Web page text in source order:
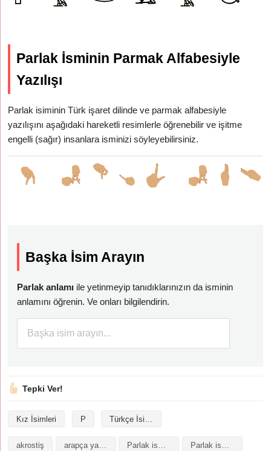
Parlak İsminin Parmak Alfabesiyle
Yazılışı
Parlak isiminin Türk işaret dilinde ve parmak alfabesiyle
yazılışını aşağıdaki hareketli resimlerle öğrenebilir ve işitme
engelli (sağır) insanlara isminizi söyleyebilirsiniz.
Başka İsim Arayın
Parlak anlamı ile yetinmeyip tanıdıklarınızın da isminin
anlamını öğrenin. Ve onları bilgilendirin.
Tepki Ver!
Kız İsimleri P Türkçe İsimler
akrostiş arapça yazılışı